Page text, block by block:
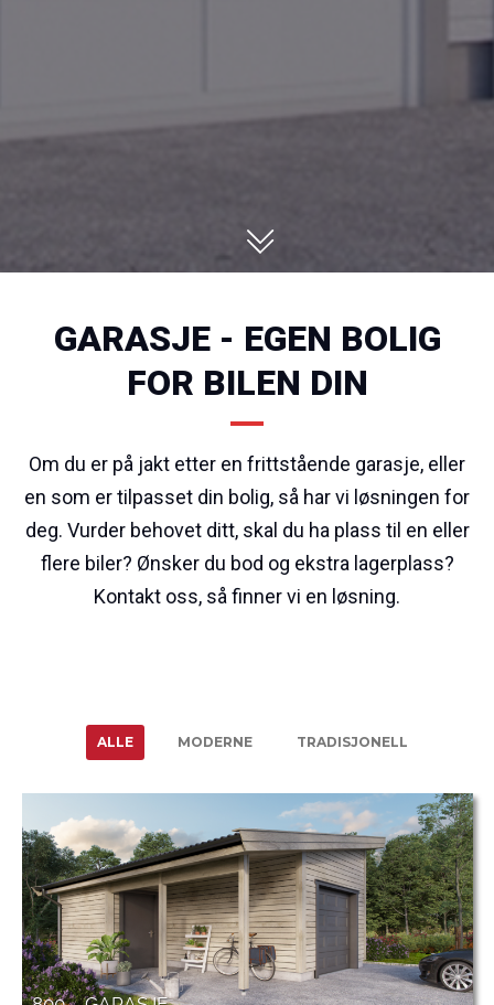
GARASJE - EGEN BOLIG
FOR BILEN DIN
Om du er på jakt etter en frittstående garasje, eller
en som er tilpasset din bolig, så har vi løsningen for
deg. Vurder behovet ditt, skal du ha plass til en eller
flere biler? Ønsker du bod og ekstra lagerplass?
Kontakt oss, så finner vi en løsning.
ALLE MODERNE TRADISJONELL